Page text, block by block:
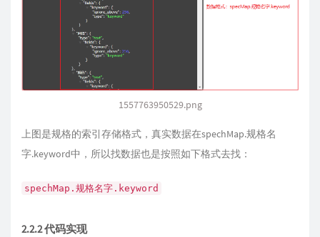
1557763950529.png
上图是规格的索引存储格式，真实数据在spechMap.规格名
字.keyword中，所以找数据也是按照如下格式去找：
spechMap.规格名字.keyword
2.2.2 代码实现